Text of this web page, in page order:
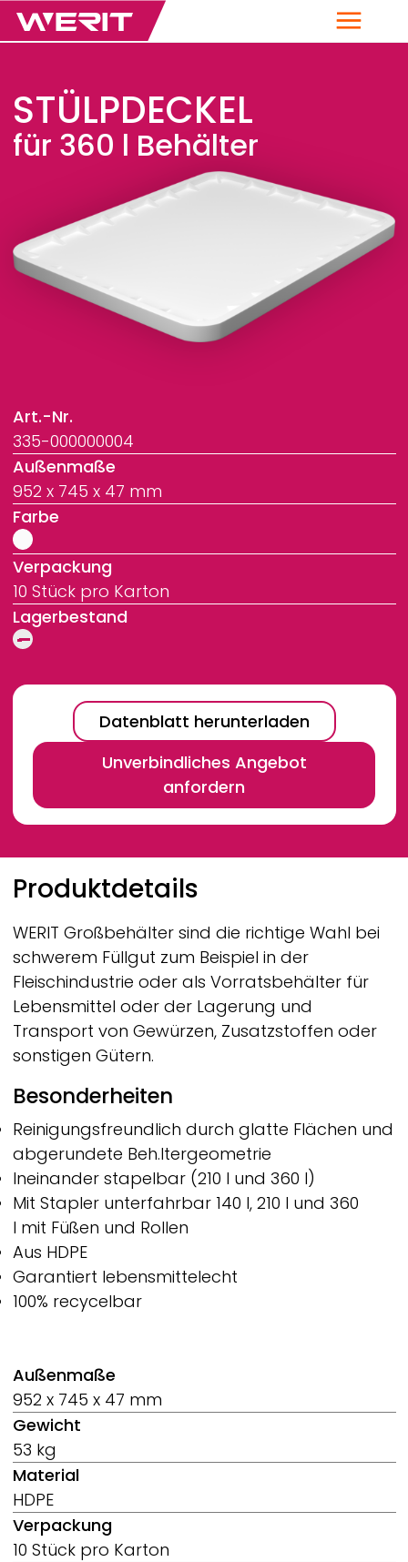
Menü
STÜLPDECKEL
für 360 l Behälter
Art.-Nr.
335-000000004
Außenmaße
952 x 745 x 47 mm
Farbe
Verpackung
10 Stück pro Karton
Lagerbestand
Datenblatt herunterladen
Unverbindliches Angebot
anfordern
Breadcrumb
Produktdetails
WERIT Großbehälter sind die richtige Wahl bei
schwerem Füllgut zum Beispiel in der
Fleischindustrie oder als Vorratsbehälter für
Lebensmittel oder der Lagerung und
Transport von Gewürzen, Zusatzstoffen oder
sonstigen Gütern.
Besonderheiten
Reinigungsfreundlich durch glatte Flächen und
abgerundete Beh.ltergeometrie
Ineinander stapelbar (210 l und 360 l)
Mit Stapler unterfahrbar 140 l, 210 l und 360
l mit Füßen und Rollen
Aus HDPE
Garantiert lebensmittelecht
100% recycelbar
Außenmaße
952 x 745 x 47 mm
Gewicht
53 kg
Material
HDPE
Verpackung
10 Stück pro Karton